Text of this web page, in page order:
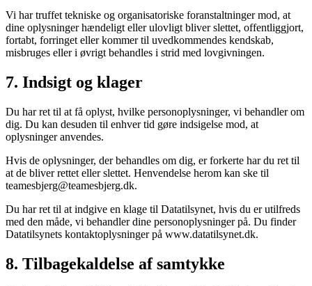
Vi har truffet tekniske og organisatoriske foranstaltninger mod, at
dine oplysninger hændeligt eller ulovligt bliver slettet, offentliggjort,
fortabt, forringet eller kommer til uvedkommendes kendskab,
misbruges eller i øvrigt behandles i strid med lovgivningen.
7. Indsigt og klager
Du har ret til at få oplyst, hvilke personoplysninger, vi behandler om
dig. Du kan desuden til enhver tid gøre indsigelse mod, at
oplysninger anvendes.
Hvis de oplysninger, der behandles om dig, er forkerte har du ret til
at de bliver rettet eller slettet. Henvendelse herom kan ske til
teamesbjerg@teamesbjerg.dk.
Du har ret til at indgive en klage til Datatilsynet, hvis du er utilfreds
med den måde, vi behandler dine personoplysninger på. Du finder
Datatilsynets kontaktoplysninger på www.datatilsynet.dk.
8. Tilbagekaldelse af samtykke